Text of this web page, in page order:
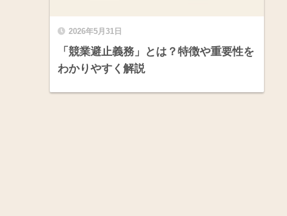
2026年5月31日
「競業避止義務」とは？特徴や重要性を
わかりやすく解説